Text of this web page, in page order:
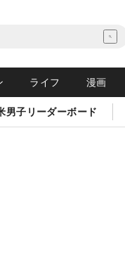
ライフ 漫画
子リーダーボード